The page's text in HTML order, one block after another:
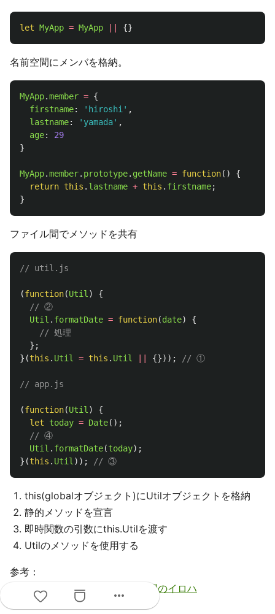
let MyApp = MyApp {}
名前空間にメンバを格納。
MyApp.member = {
firstname: ' hiroshi ' ,
lastname: ' yamada' ,
age:
29
}
MyApp.member. prototype. getName = function()
{
return this . lastname + this . firstname;
}
ファイル間でメソッドを共有
// util.js
(function(Util )
{
// ②
Util . formatDate = function(date)
{
// 処理
};
}(this . Util = this . Util {})); // ①
// app.js
(function(Util )
{
let
today = Date();
// ④
Util . formatDate(today);
}(this . Util )); // ③
this(globalオブジェクト)にUtilオブジェクトを格納
静的メソッドを宣言
即時関数の引数にthis.Utilを渡す
Utilのメソッドを使用する
参考：
【脱初心者JavaScript】名前空間のイロハ
more_horiz